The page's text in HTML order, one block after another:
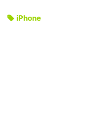
iPhone